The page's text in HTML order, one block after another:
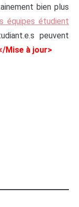
bien plus
équipes étudient
peuvent
Mise à jour>